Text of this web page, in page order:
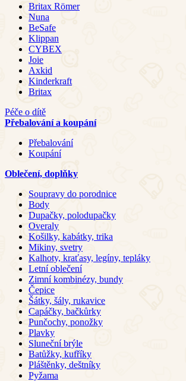
Britax Römer
Nuna
BeSafe
Klippan
CYBEX
Joie
Axkid
Kinderkraft
Britax
Péče o dítě
Přebalování a koupání
Přebalování
Koupání
Oblečení, doplňky
Soupravy do porodnice
Body
Dupačky, polodupačky
Overaly
Košilky, kabátky, trika
Mikiny, svetry
Kalhoty, kraťasy, legíny, tepláky
Letní oblečení
Zimní kombinézy, bundy
Čepice
Šátky, šály, rukavice
Capáčky, bačkůrky
Punčochy, ponožky
Plavky
Sluneční brýle
Batůžky, kufříky
Pláštěnky, deštníky
Pyžama